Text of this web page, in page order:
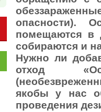
опасности).
помещаются в
собираются и
Нужно ли
отход
якобы у нас
проведения